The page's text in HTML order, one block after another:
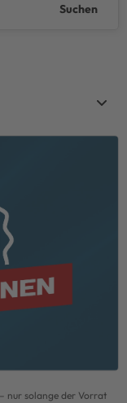
Suchen
nur solange der Vorrat